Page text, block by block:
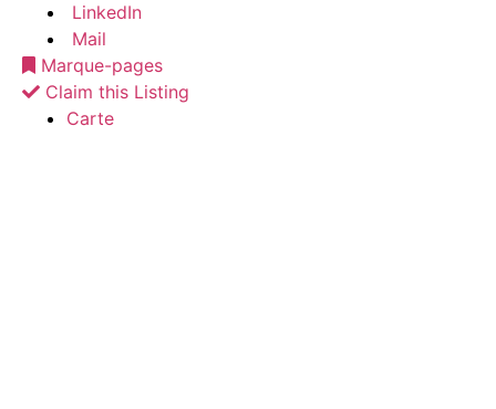
LinkedIn
Mail
Marque-pages
Claim this Listing
Carte